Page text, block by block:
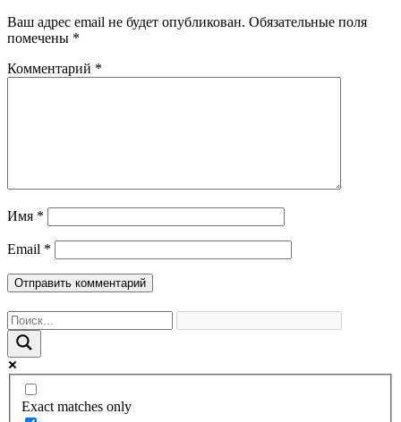
Ваш адрес email не будет опубликован. Обязательные поля
помечены *
Комментарий *
Имя *
Email *
Exact matches only